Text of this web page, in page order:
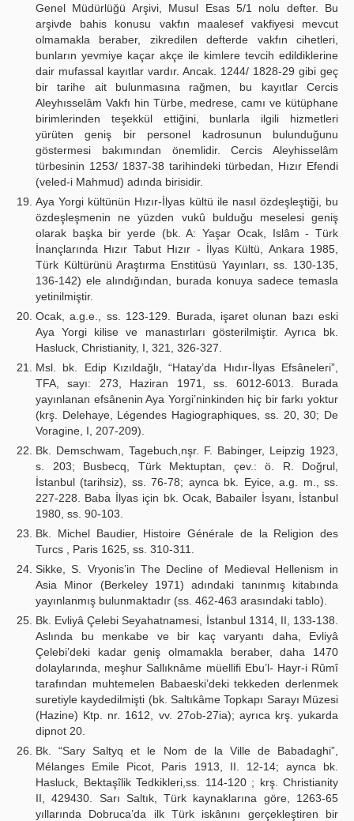
Genel Müdürlüğü Arşivi, Musul Esas 5/1 nolu defter. Bu
arşivde bahis konusu vakfın maalesef vakfiyesi mevcut
olmamakla beraber, zikredilen defterde vakfın cihetleri,
bunların yevmiye kaçar akçe ile kimlere tevcih edildiklerine
dair mufassal kayıtlar vardır. Ancak. 1244/ 1828-29 gibi geç
bir tarihe ait bulunmasına rağmen, bu kayıtlar Cercis
Aleyhısselâm Vakfı hin Türbe, medrese, camı ve kütüphane
birimlerinden teşekkül ettiğini, bunlarla ilgili hizmetleri
yürüten geniş bir personel kadrosunun bulunduğunu
göstermesi bakımından önemlidir. Cercis Aleyhisselâm
türbesinin 1253/ 1837-38 tarihindeki türbedan, Hızır Efendi
(veled-i Mahmud) adında birisidir.
Aya Yorgi kültünün Hızır-İlyas kültü ile nasıl özdeşleştiği, bu
özdeşleşmenin ne yüzden vukû bulduğu meselesi geniş
olarak başka bir yerde (bk. A: Yaşar Ocak, Islâm - Türk
İnançlarında Hızır Tabut Hızır - İlyas Kültü, Ankara 1985,
Türk Kültürünü Araştırma Enstitüsü Yayınları, ss. 130-135,
136-142) ele alındığından, burada konuya sadece temasla
yetinilmiştir.
Ocak, a.g.e., ss. 123-129. Burada, işaret olunan bazı eski
Aya Yorgi kilise ve manastırları gösterilmiştir. Ayrıca bk.
Hasluck, Christianity, I, 321, 326-327.
Msl. bk. Edip Kızıldağlı, “Hatay’da Hıdır-İlyas Efsâneleri”,
TFA, sayı: 273, Haziran 1971, ss. 6012-6013. Burada
yayınlanan efsânenin Aya Yorgi’ninkinden hiç bir farkı yoktur
(krş. Delehaye, Légendes Hagiographiques, ss. 20, 30; De
Voragine, I, 207-209).
Bk. Demschwam, Tagebuch,nşr. F. Babinger, Leipzig 1923,
s. 203; Busbecq, Türk Mektuptan, çev.: ö. R. Doğrul,
İstanbul (tarihsiz), ss. 76-78; aynca bk. Eyice, a.g. m., ss.
227-228. Baba İlyas için bk. Ocak, Babailer İsyanı, İstanbul
1980, ss. 90-103.
Bk. Michel Baudier, Histoire Générale de la Religion des
Turcs , Paris 1625, ss. 310-311.
Sikke, S. Vryonis’in The Decline of Medieval Hellenism in
Asia Minor (Berkeley 1971) adındaki tanınmış kitabında
yayınlanmış bulunmaktadır (ss. 462-463 arasındaki tablo).
Bk. Evliyâ Çelebi Seyahatnamesi, İstanbul 1314, II, 133-138.
Aslında bu menkabe ve bir kaç varyantı daha, Evliyâ
Çelebi’deki kadar geniş olmamakla beraber, daha 1470
dolaylarında, meşhur Sallıknâme müellifi Ebu’l- Hayr-i Rûmî
tarafından muhtemelen Babaeski’deki tekkeden derlenmek
suretiyle kaydedilmişti (bk. Saltıkâme Topkapı Sarayı Müzesi
(Hazine) Ktp. nr. 1612, vv. 27ob-27ia); ayrıca krş. yukarda
dipnot 20.
Bk. “Sary Saltyq et le Nom de la Ville de Babadaghi”,
Mélanges Emile Picot, Paris 1913, II. 12-14; aynca bk.
Hasluck, Bektaşîlik Tedkikleri,ss. 114-120 ; krş. Christianity
II, 429430. Sarı Saltık, Türk kaynaklarına göre, 1263-65
yıllarında Dobruca’da ilk Türk iskânını gerçekleştiren bir